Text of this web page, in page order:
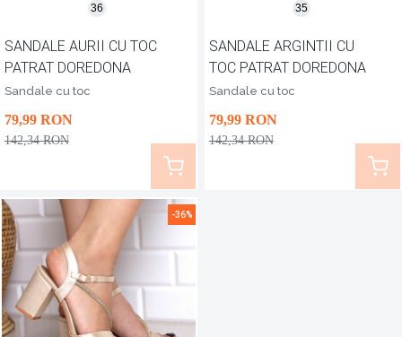
SANDALE AURII CU TOC
PATRAT DOREDONA
Sandale cu toc
79,99 RON
142,34 RON
36
SANDALE ARGINTII CU
TOC PATRAT DOREDONA
Sandale cu toc
79,99 RON
142,34 RON
35
-36%